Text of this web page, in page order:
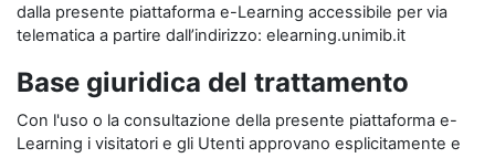
dalla presente piattaforma e-Learning accessibile per via
telematica a partire dall’indirizzo: elearning.unimib.it
Base giuridica del trattamento
Con l'uso o la consultazione della presente piattaforma e-
Learning i visitatori e gli Utenti approvano esplicitamente e